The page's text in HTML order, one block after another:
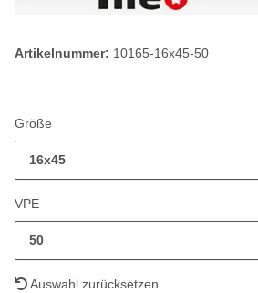
Artikelnummer: 10165-16x45-50
Größe
16x45
VPE
50
Auswahl zurücksetzen